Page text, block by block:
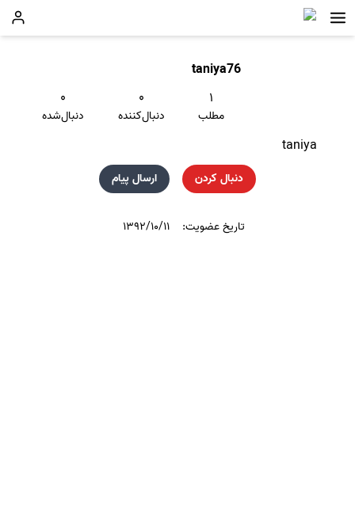
taniya76
۱
مطلب
۰
دنبال‌کننده
۰
دنبال‌شده
taniya
دنبال کردن ارسال پیام
تاریخ عضویت: ۱۳۹۲/۱۰/۱۱